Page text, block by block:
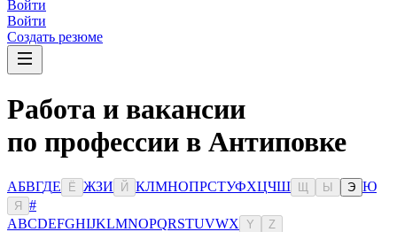
Войти
Войти
Создать резюме
Работа и вакансии
по профессии в Антиповке
АБВГДЕ Ё ЖЗИ Й КЛМНОПРСТУФХЦЧШ Ы Э Ю
Я
#
ABCDEFGHIJKLMNOPQRSTUVWX Y Z